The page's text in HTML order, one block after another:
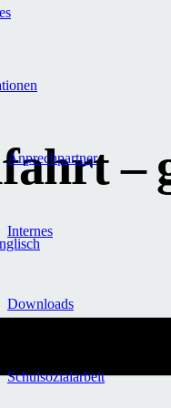
Anprechpartner
Internes
Downloads
Schul­sozialarbeit
–